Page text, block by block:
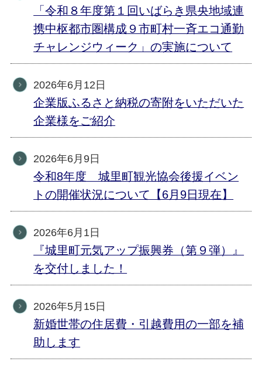
「令和８年度第１回いばらき県央地域連
携中枢都市圏構成９市町村一斉エコ通勤
チャレンジウィーク」の実施について
2026年6月12日
企業版ふるさと納税の寄附をいただいた
企業様をご紹介
2026年6月9日
令和8年度 城里町観光協会後援イベン
トの開催状況について【6月9日現在】
2026年6月1日
『城里町元気アップ振興券（第９弾）』
を交付しました！
2026年5月15日
新婚世帯の住居費・引越費用の一部を補
助します